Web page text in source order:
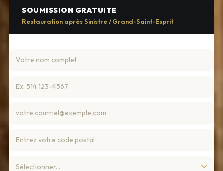
SOUMISSION GRATUITE
Restauration après Sinistre / Grand-Saint-Esprit